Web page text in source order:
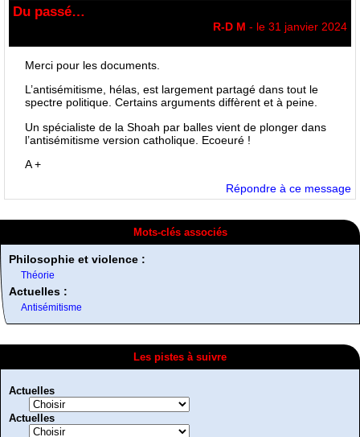
Du passé…
R-D M - le 31 janvier 2024
Merci pour les documents.
L’antisémitisme, hélas, est largement partagé dans tout le
spectre politique. Certains arguments diffèrent et à peine.
Un spécialiste de la Shoah par balles vient de plonger dans
l’antisémitisme version catholique. Ecoeuré !
A +
Répondre à ce message
Mots-clés associés
Philosophie et violence :
Théorie
Actuelles :
Antisémitisme
Les pistes à suivre
Actuelles
Actuelles